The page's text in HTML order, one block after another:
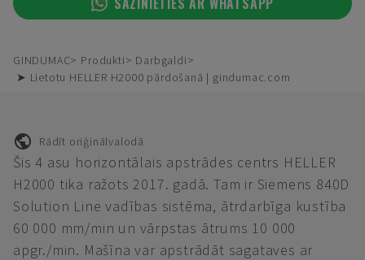
GINDUMAC Produkti
Darbgaldi
➤ Lietotu HELLER H2000 pārdošanā | gindumac.com
Rādīt oriģinālvalodā
Šis 4 asu horizontālais apstrādes centrs HELLER
H2000 tika ražots 2017. gadā. Tam ir Siemens 840D
Solution Line vadības sistēma, ātrdarbīga kustība
60 000 mm/min un vārpstas ātrums 10 000
apgr./min. Mašīna var apstrādāt sagataves ar